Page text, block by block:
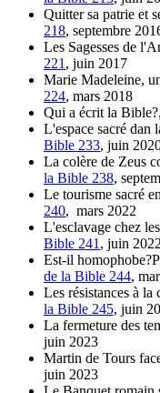
Quitter sa patrie et
218, septembre
Les Sagesses de
221 , juin 2017
Marie Madeleine,
224, mars 2018
Qui a écrit la Bible?,
L'espace sacré dan
Bible 233, juin
La colère de Zeus
la Bible 238,
Le tourisme sacré
240, mars 2022
L'esclavage chez
Bible 241 , juin 2022
Est-il
de la Bible 244,
Les résistances à
la Bible 245, juin
La fermeture des
juin 2023
Martin de Tours
juin 2023